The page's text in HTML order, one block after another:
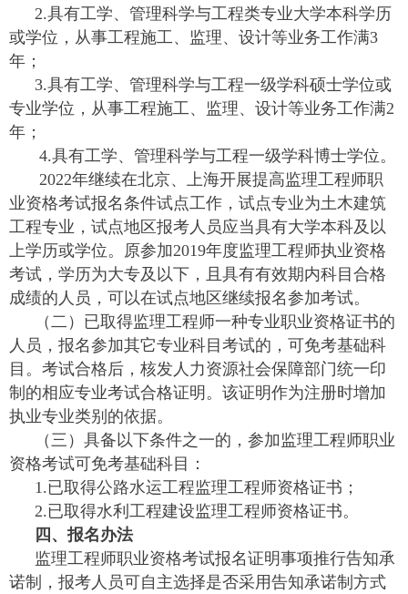
2.具有工学、管理科学与工程类专业大学本科学历
或学位，从事工程施工、监理、设计等业务工作满3
年；
3.具有工学、管理科学与工程一级学科硕士学位或
专业学位，从事工程施工、监理、设计等业务工作满2
年；
4.具有工学、管理科学与工程一级学科博士学位。
2022年继续在北京、上海开展提高监理工程师职
业资格考试报名条件试点工作，试点专业为土木建筑
工程专业，试点地区报考人员应当具有大学本科及以
上学历或学位。原参加2019年度监理工程师执业资格
考试，学历为大专及以下，且具有有效期内科目合格
成绩的人员，可以在试点地区继续报名参加考试。
（二）已取得监理工程师一种专业职业资格证书的
人员，报名参加其它专业科目考试的，可免考基础科
目。考试合格后，核发人力资源社会保障部门统一印
制的相应专业考试合格证明。该证明作为注册时增加
执业专业类别的依据。
（三）具备以下条件之一的，参加监理工程师职业
资格考试可免考基础科目：
1.已取得公路水运工程监理工程师资格证书；
2.已取得水利工程建设监理工程师资格证书。
四、报名办法
监理工程师职业资格考试报名证明事项推行告知承
诺制，报考人员可自主选择是否采用告知承诺制方式